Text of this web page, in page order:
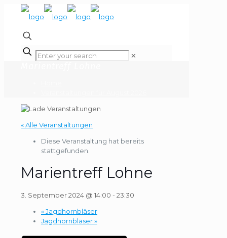
✕
« Alle Veranstaltungen
Diese Veranstaltung hat bereits
stattgefunden.
Marientreff Lohne
3. September 2024 @ 14:00 -23:30
«Jagdhornbläser
Jagdhornbläser»